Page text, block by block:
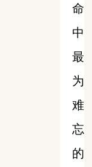
命
中
最
为
难
忘
的